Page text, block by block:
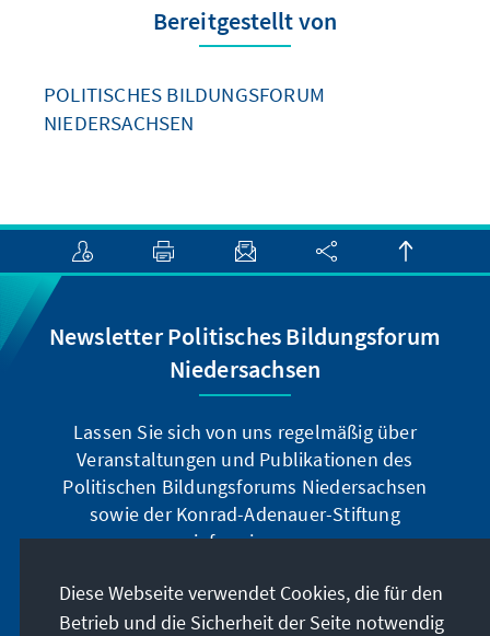
Bereitgestellt von
POLITISCHES BILDUNGSFORUM
NIEDERSACHSEN
Newsletter Politisches Bildungsforum
Niedersachsen
Lassen Sie sich von uns regelmäßig über
Veranstaltungen und Publikationen des
Politischen Bildungsforums Niedersachsen
sowie der Konrad-Adenauer-Stiftung
informieren.
Jetzt abonnieren
Diese Webseite verwendet Cookies, die für den
Betrieb und die Sicherheit der Seite notwendig